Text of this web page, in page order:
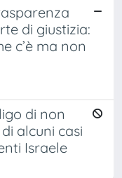
di giustizia:
c’è ma non
di non
alcuni casi
Israele